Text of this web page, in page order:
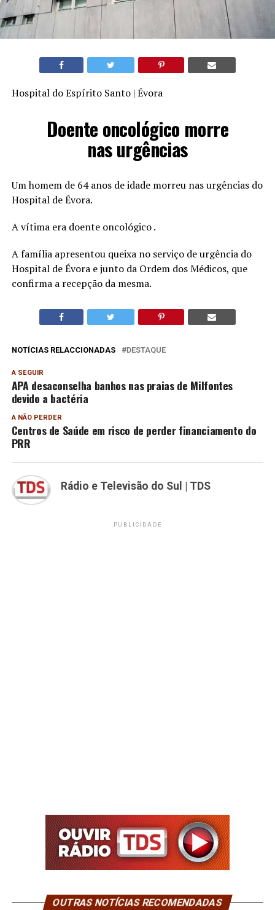
Hospital do Espírito Santo | Évora
Doente oncológico morre
nas urgências
Um homem de 64 anos de idade morreu nas urgências do
Hospital de Évora.
A vítima era doente oncológico .
A família apresentou queixa no serviço de urgência do
Hospital de Évora e junto da Ordem dos Médicos, que
confirma a recepção da mesma.
NOTÍCIAS RELACCIONADAS DESTAQUE
A SEGUIR
APA desaconselha banhos nas praias de Milfontes
devido a bactéria
A NÃO PERDER
Centros de Saúde em risco de perder financiamento do
PRR
Rádio e Televisão do Sul | TDS
PUBLICIDADE
OUTRAS NOTÍCIAS RECOMENDADAS